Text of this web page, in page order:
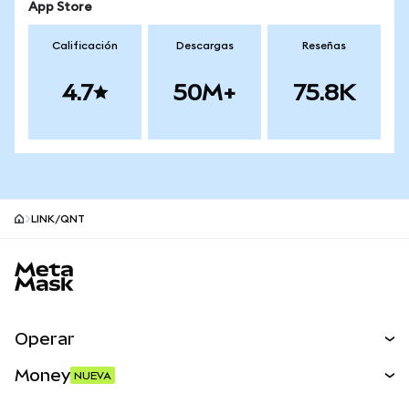
App Store
Calificación
4.7
Descargas
50M+
Reseñas
75.8K
LINK/QNT
Operar
Money NUEVA